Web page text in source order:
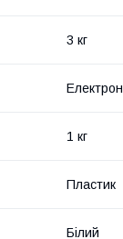
3 кг
1 кг
Пластик
Білий